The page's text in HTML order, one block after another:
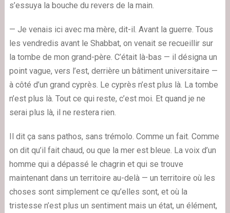
s’essuya la bouche du revers de la main.
— Je venais ici avec ma mère, dit-il. Avant la guerre. Tous
les vendredis avant le Shabbat, on venait se recueillir sur
la tombe de mon grand-père. C’était là-bas — il désigna un
point vague, vers l’est, derrière un bâtiment universitaire —
à côté d’un grand cyprès. Le cyprès n’est plus là. La tombe
n’est plus là. Tout ce qui reste, c’est moi. Et quand je ne
serai plus là, il ne restera rien.
Il dit ça sans pathos, sans trémolo. Comme un fait. Comme
on dit qu’il fait chaud, ou que la mer est bleue. La voix d’un
homme qui a dépassé le chagrin et qui se trouve
maintenant dans un territoire au-delà — un territoire où les
choses sont simplement ce qu’elles sont, et où la
tristesse n’est plus un sentiment mais un état, un élément,